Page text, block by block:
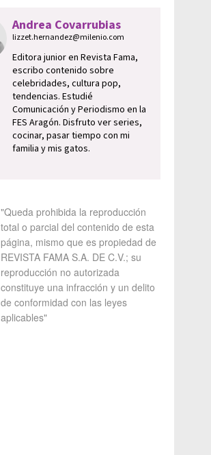
Andrea Covarrubias
lizzet.hernandez@milenio.com
Editora junior en Revista Fama,
escribo contenido sobre
celebridades, cultura pop,
tendencias. Estudié
Comunicación y Periodismo en la
FES Aragón. Disfruto ver series,
cocinar, pasar tiempo con mi
familia y mis gatos.
"Queda prohibida la reproducción
total o parcial del contenido de esta
página, mismo que es propiedad de
REVISTA FAMA S.A. DE C.V.; su
reproducción no autorizada
constituye una infracción y un delito
de conformidad con las leyes
aplicables"